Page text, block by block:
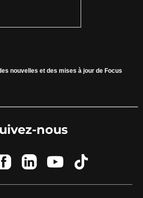
nouvelles et des mises à jour de Focus
nous